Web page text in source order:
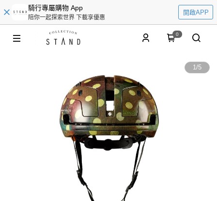
騎行專屬購物 App
陪你一起探索世界 下載享優惠
開啟APP
0
1/5